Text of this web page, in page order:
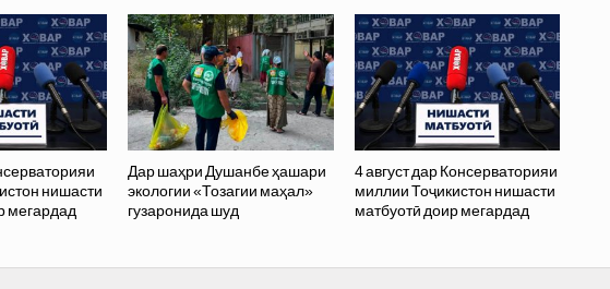
нишасти
мегардад
Дар шаҳри Душанбе ҳашари
экологии «Тозагии маҳал»
гузаронида шуд
4 август дар Консерваторияи
миллии Тоҷикистон нишасти
матбуотӣ доир мегардад